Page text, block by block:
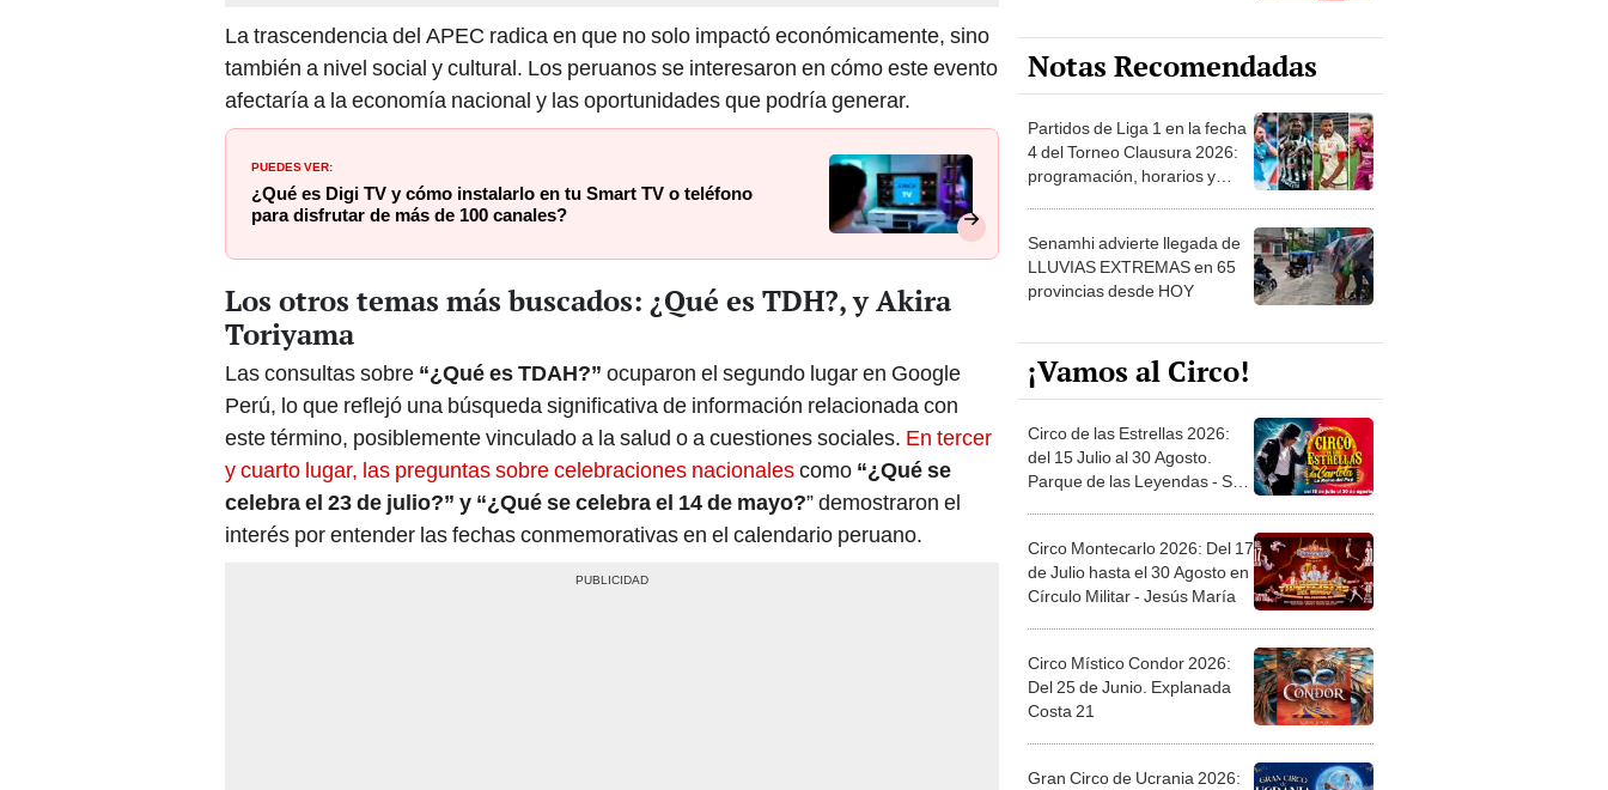
La trascendencia del APEC radica en que no solo impactó económicamente, sino
también a nivel social y cultural. Los peruanos se interesaron en cómo este evento
afectaría a la economía nacional y las oportunidades que podría generar.
PUEDES VER:
¿Qué es Digi TV y cómo instalarlo en tu Smart TV o teléfono
para disfrutar de más de 100 canales?
Los otros temas más buscados: ¿Qué es TDH?, y Akira
Toriyama
Las consultas sobre “¿Qué es TDAH?” ocuparon el segundo lugar en Google
Perú, lo que reflejó una búsqueda significativa de información relacionada con
este término, posiblemente vinculado a la salud o a cuestiones sociales. En tercer
y cuarto lugar, las preguntas sobre celebraciones nacionalescomo “¿Qué se
celebra el 23 de julio?” y “¿Qué se celebra el 14 de mayo?” demostraron el
interés por entender las fechas conmemorativas en el calendario peruano.
Notas Recomendadas
Partidos de Liga 1 en la fecha
4 del Torneo Clausura 2026:
programación, horarios y
Senamhi advierte llegada de
LLUVIAS EXTREMAS en 65
provincias desde HOY
¡Vamos al Circo!
Circo de las Estrellas 2026:
del 15 Julio al 30 Agosto.
Parque de las Leyendas - San
Circo Montecarlo 2026: Del 17
de Julio hasta el 30 Agosto en
Círculo Militar - Jesús María
Circo Místico Condor 2026:
Del 25 de Junio. Explanada
Costa 21
Gran Circo de Ucrania 2026: